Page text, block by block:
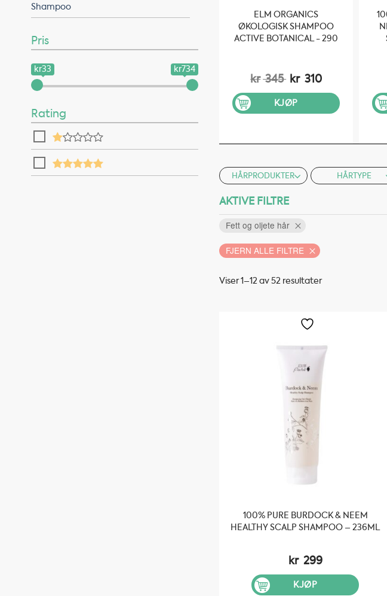
Shampoo
Pris
kr33 kr734
Rating
ELM ORGANICS
ØKOLOGISK SHAMPOO
ACTIVE BOTANICAL - 290
kr345 kr 310
KJØP
HÅRPRODUKTER HÅRTYPE
AKTIVE FILTRE
Fett og oljete hår
FJERN ALLE FILTRE
Viser 1–12 av 52 resultater
Sortert
100% PURE BURDOCK & NEEM
HEALTHY SCALP SHAMPOO – 236ML
kr 299
KJØP